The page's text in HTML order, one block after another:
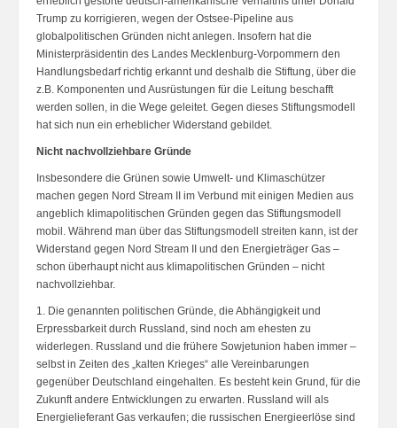
Trump zu korrigieren, wegen der Ostsee-Pipeline aus
globalpolitischen Gründen nicht anlegen. Insofern hat die
Ministerpräsidentin des Landes Mecklenburg-Vorpommern den
Handlungsbedarf richtig erkannt und deshalb die Stiftung, über die
z.B. Komponenten und Ausrüstungen für die Leitung beschafft
werden sollen, in die Wege geleitet. Gegen dieses Stiftungsmodell
hat sich nun ein erheblicher Widerstand gebildet.
Nicht nachvollziehbare Gründe
Insbesondere die Grünen sowie Umwelt- und Klimaschützer
machen gegen Nord Stream II im Verbund mit einigen Medien aus
angeblich klimapolitischen Gründen gegen das Stiftungsmodell
mobil. Während man über das Stiftungsmodell streiten kann, ist der
Widerstand gegen Nord Stream II und den Energieträger Gas –
schon überhaupt nicht aus klimapolitischen Gründen – nicht
nachvollziehbar.
1. Die genannten politischen Gründe, die Abhängigkeit und
Erpressbarkeit durch Russland, sind noch am ehesten zu
widerlegen. Russland und die frühere Sowjetunion haben immer –
selbst in Zeiten des „kalten Krieges“ alle Vereinbarungen
gegenüber Deutschland eingehalten. Es besteht kein Grund, für die
Zukunft andere Entwicklungen zu erwarten. Russland will als
Energielieferant Gas verkaufen; die russischen Energieerlöse sind